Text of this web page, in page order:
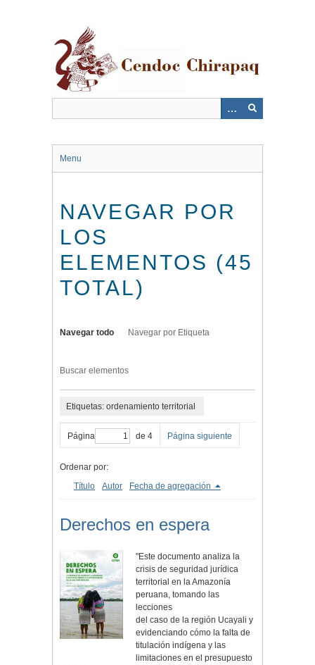
Menu
NAVEGAR POR
LOS
ELEMENTOS (45
TOTAL)
Navegar todo Navegar por Etiqueta
Buscar elementos
Etiquetas: ordenamiento territorial
Página de 4 Página siguiente
Ordenar por:
Título
Autor Fecha de agregación
Derechos en espera
"Este documento analiza la
crisis de seguridad jurídica
territorial en la Amazonía
peruana, tomando las
lecciones
del caso de la región Ucayali y
evidenciando cómo la falta de
titulación indígena y las
limitaciones en el presupuesto